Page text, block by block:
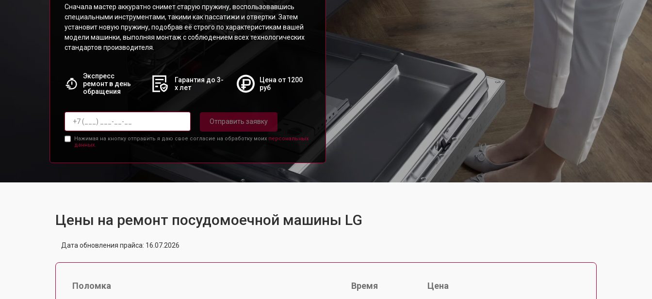
Сначала мастер аккуратно снимет старую пружину, воспользовавшись
специальными инструментами, такими как пассатижи и отвертки. Затем
установит новую пружину, подобрав её строго по характеристикам вашей
модели машинки, выполняя монтаж с соблюдением всех технологических
стандартов производителя.
Экспресс
ремонт в день
обращения
Гарантия до 3-
х лет
Цена от 1200
руб
Отправить заявку
Нажимая на кнопку отправить я даю свое согласие на обработку моих персональных
данных.
Цены на ремонт посудомоечной машины LG
Дата обновления прайса: 16.07.2026
Поломка Время Цена